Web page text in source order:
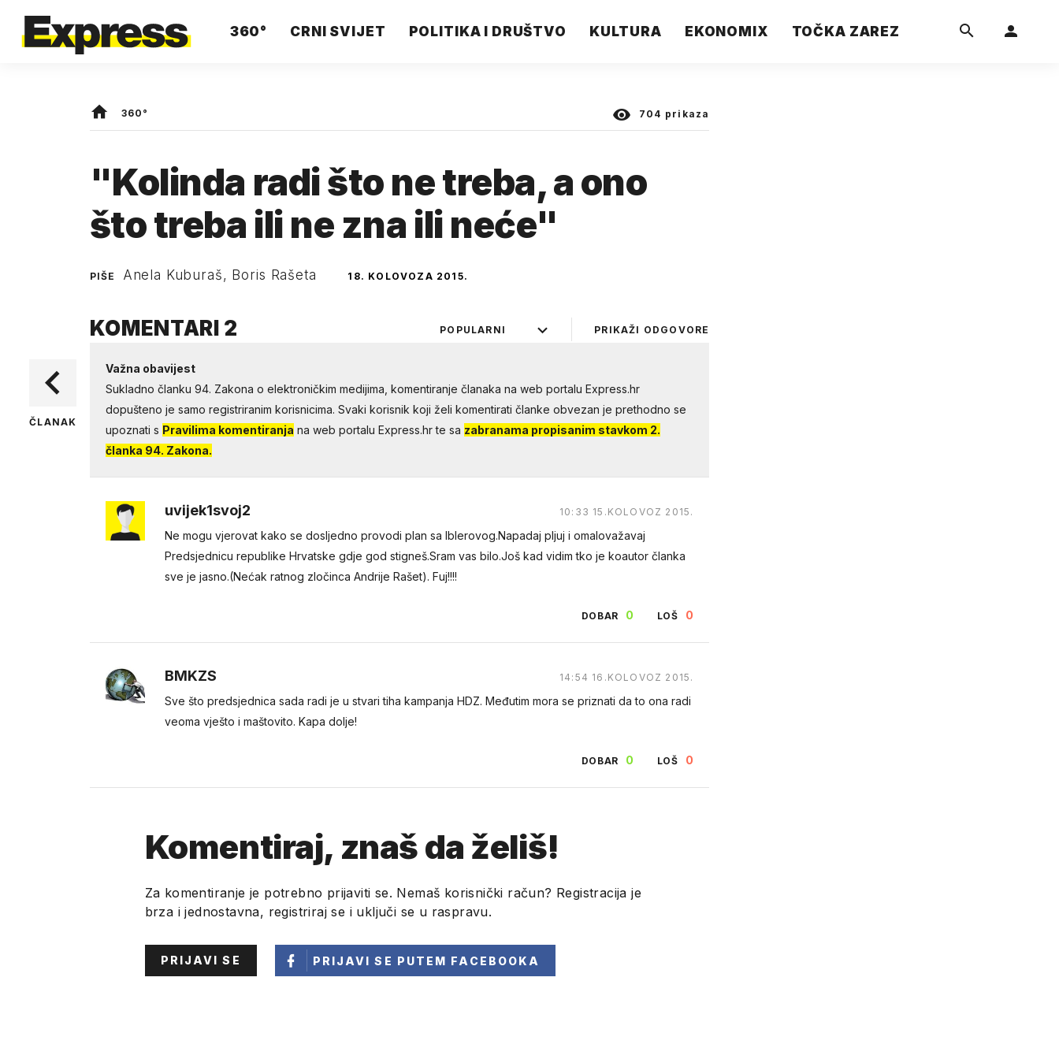
360° CRNI SVIJET POLITIKA I DRUŠTVO KULTURA EKONOMIX TOČKA ZAREZ
360° 704 prikaza
"Kolinda radi što ne treba, a ono
što treba ili ne zna ili neće"
PIŠE Anela Kuburaš, Boris Rašeta 18. KOLOVOZA 2015.
ČLANAK
KOMENTARI 2 PRIKAŽI ODGOVORE
POPULARNI
Važna obavijest
Sukladno članku 94. Zakona o elektroničkim medijima, komentiranje članaka na web portalu Express.hr
dopušteno je samo registriranim korisnicima. Svaki korisnik koji želi komentirati članke obvezan je prethodno se
upoznati s Pravilima komentiranja na web portalu Express.hr te sa zabranama propisanim stavkom 2.
članka 94. Zakona.
uvijek1svoj2 10:33 15.KOLOVOZ 2015.
Ne mogu vjerovat kako se dosljedno provodi plan sa Iblerovog.Napadaj pljuj i omalovažavaj
Predsjednicu republike Hrvatske gdje god stigneš.Sram vas bilo.Još kad vidim tko je koautor članka
sve je jasno.(Nećak ratnog zločinca Andrije Rašet). Fuj!!!!
DOBAR 0 LOŠ 0
BMKZS 14:54 16.KOLOVOZ 2015.
Sve što predsjednica sada radi je u stvari tiha kampanja HDZ. Međutim mora se priznati da to ona radi
veoma vješto i maštovito. Kapa dolje!
DOBAR 0 LOŠ 0
Komentiraj, znaš da želiš!
Za komentiranje je potrebno prijaviti se. Nemaš korisnički račun? Registracija je
brza i jednostavna, registriraj se i uključi se u raspravu.
PRIJAVI SE PRIJAVI SE PUTEM FACEBOOKA